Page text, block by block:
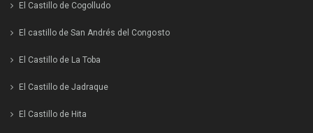
El Castillo de Cogolludo
El castillo de San Andrés del Congosto
El Castillo de La Toba
El Castillo de Jadraque
El Castillo de Hita